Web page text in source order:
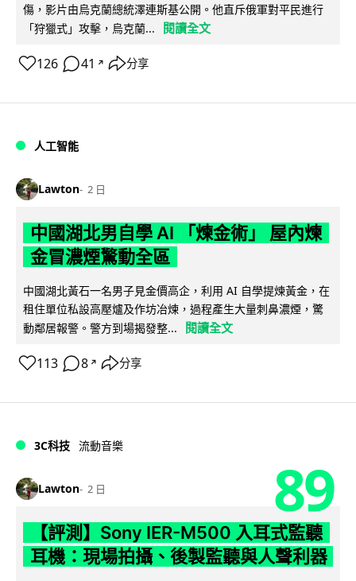
傷，影片由烏克蘭總統澤連斯基公開。他直斥俄軍對平民進行
「狩獵式」攻擊，烏克蘭...
閱讀全文
126 41 ↗ 分享
人工智能
Lawton 2 日
中國湖北男自學 AI 「煉金術」 屋內煉
金冒濃煙驚動全區
中國湖北黃石一名男子見金價高企，利用 AI 自學提煉黃金，在
租住單位私設高壓爐及作坊冶煉，過程產生大量刺鼻濃煙，驚
動鄰居報警。警方到場揭發整...
閱讀全文
113 8 ↗ 分享
3C科技 流動音樂
Lawton 2 日 89
【評測】Sony IER-M500 入耳式監聽
耳機：現場拍攝、後製監聽與人聲利器